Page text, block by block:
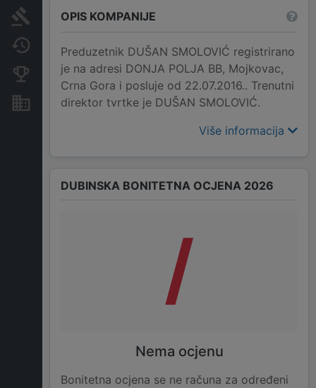
Arhiva sudskih objava
Promjene
Konkurentne kompanije
Nekretnine i imovina
OPIS KOMPANIJE
Preduzetnik DUŠAN SMOLOVIĆ registrirano
je na adresi DONJA POLJA BB, Mojkovac,
Crna Gora i posluje od 22.07.2016.. Trenutni
direktor tvrtke je DUŠAN SMOLOVIĆ.
Više informacija
DUBINSKA BONITETNA OCJENA 2026
/
Nema ocjenu
Bonitetna ocjena se ne računa za određeni